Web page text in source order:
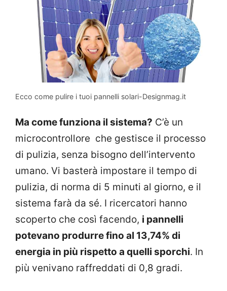
Ecco come pulire i tuoi pannelli solari-Designmag.it
Ma come funziona il sistema? C’è un
microcontrollore che gestisce il processo
di pulizia, senza bisogno dell’intervento
umano. Vi basterà impostare il tempo di
pulizia, di norma di 5 minuti al giorno, e il
sistema farà da sé. I ricercatori hanno
scoperto che così facendo, i pannelli
potevano produrre fino al 13,74% di
energia in più rispetto a quelli sporchi. In
più venivano raffreddati di 0,8 gradi.